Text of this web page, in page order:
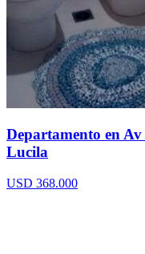
Departamento en
Lucila
USD 368.000